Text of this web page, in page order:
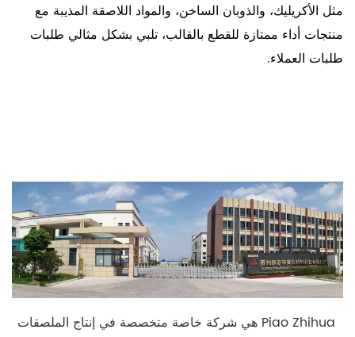
مثل الأكريليك، والذوبان الساخن، والمواد اللاصقة المذيبة مع
منتجات أداء ممتازة للقطع بالقالب، تلبي بشكل مثالي طلبات
طلبات العملاء.
Piao Zhihua هي شركة خاصة متخصصة في إنتاج الملصقات